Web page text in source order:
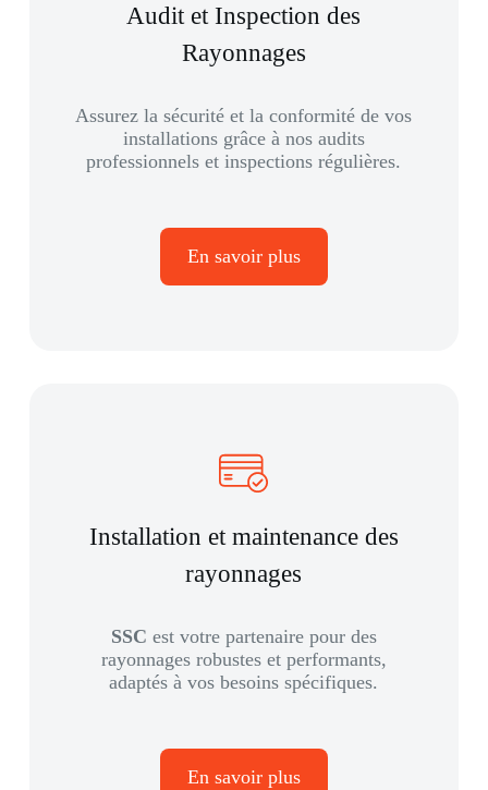
Audit et Inspection des
Rayonnages
Assurez la sécurité et la conformité de vos
installations grâce à nos audits
professionnels et inspections régulières.
En savoir plus
Installation et maintenance des
rayonnages
SSC est votre partenaire pour des
rayonnages robustes et performants,
adaptés à vos besoins spécifiques.
En savoir plus